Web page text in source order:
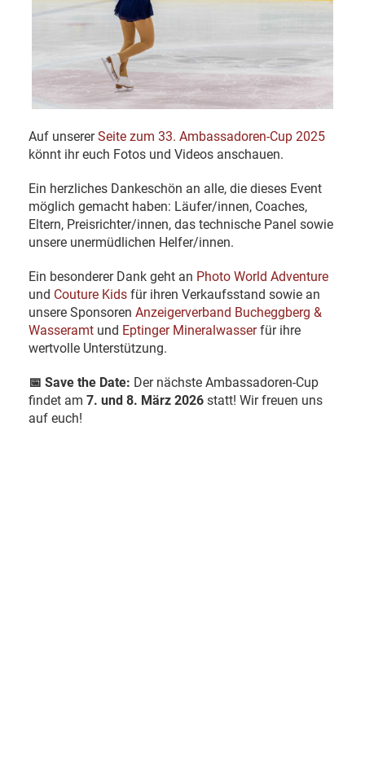
Auf unsererSeite zum 33. Ambassadoren-Cup 2025
könnt ihr euch Fotos und Videos anschauen.
Ein herzliches Dankeschön an alle, die dieses Event
möglich gemacht haben: Läufer/innen, Coaches,
Eltern, Preisrichter/innen, das technische Panel sowie
unsere unermüdlichen Helfer/innen.
Ein besonderer Dank geht an Photo World Adventure
und Couture Kids für ihren Verkaufsstand sowie an
unsere Sponsoren Anzeigerverband Bucheggberg &
Wasseramt und Eptinger Mineralwasserfür ihre
wertvolle Unterstützung.
📅 Save the Date: Der nächste Ambassadoren-Cup
findet am 7. und 8. März 2026 statt! Wir freuen uns
auf euch!